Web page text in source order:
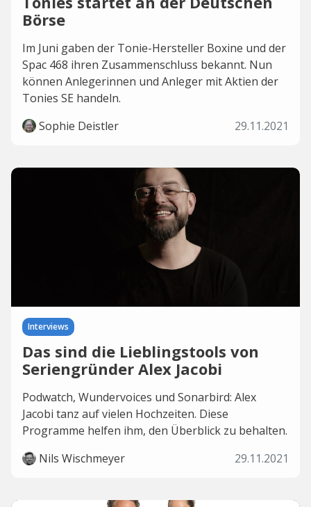
Börse
Im Juni gaben der Tonie-Hersteller Boxine und der
Spac 468 ihren Zusammenschluss bekannt. Nun
können Anlegerinnen und Anleger mit Aktien der
Tonies SE handeln.
Sophie Deistler
29.11.2021
Interviews
Das sind die Lieblingstools von
Seriengründer Alex Jacobi
Podwatch, Wundervoices und Sonarbird: Alex
Jacobi tanz auf vielen Hochzeiten. Diese
Programme helfen ihm, den Überblick zu behalten.
Nils Wischmeyer
29.11.2021